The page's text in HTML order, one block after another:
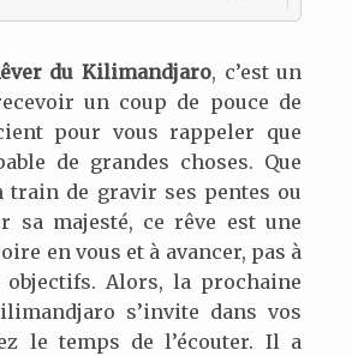
du Kilimandjaro, c’est un
un coup de pouce de
pour vous rappeler que
de grandes choses. Que
train de gravir ses pentes ou
sa majesté, ce rêve est une
en vous et à avancer, pas à
objectifs. Alors, la prochaine
s’invite dans vos
le temps de l’écouter. Il a